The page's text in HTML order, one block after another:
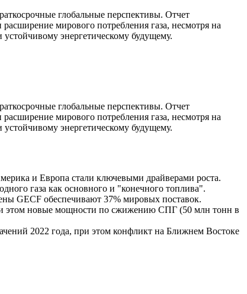
глобальные перспективы. Отчет
мирового потребления газа, несмотря на
энергетическому будущему.
глобальные перспективы. Отчет
мирового потребления газа, несмотря на
энергетическому будущему.
и Европа стали ключевыми драйверами роста.
газа как основного и "конечного топлива".
GECF обеспечивают 37% мировых поставок.
этом новые мощности по сжижению СПГ (50 млн тонн в
2022 года, при этом конфликт на Ближнем Востоке